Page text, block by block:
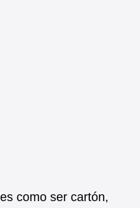
como ser cartón,